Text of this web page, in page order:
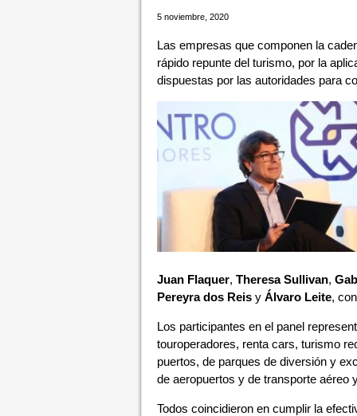
5 noviembre, 2020
Las empresas que componen la
rápido repunte del turismo, por la
dispuestas por las autoridades para
Juan Flaquer, Theresa Sullivan,
Pereyra dos Reisy Álvaro Leite, con
Los participantes en el panel
touroperadores, renta cars, turismo
puertos, de parques de diversión y
de aeropuertos y de transporte aéreo
Todos coincidieron en cumplir la